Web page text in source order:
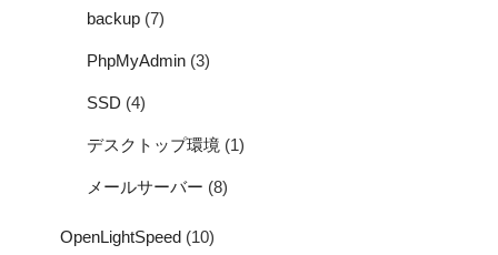
backup (7)
PhpMyAdmin (3)
SSD (4)
デスクトップ環境 (1)
メールサーバー (8)
OpenLightSpeed (10)